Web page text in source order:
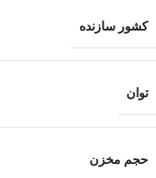
کشور سازنده
توان
حجم مخزن